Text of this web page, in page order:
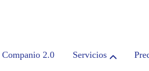
Companio 2.0 Servicios